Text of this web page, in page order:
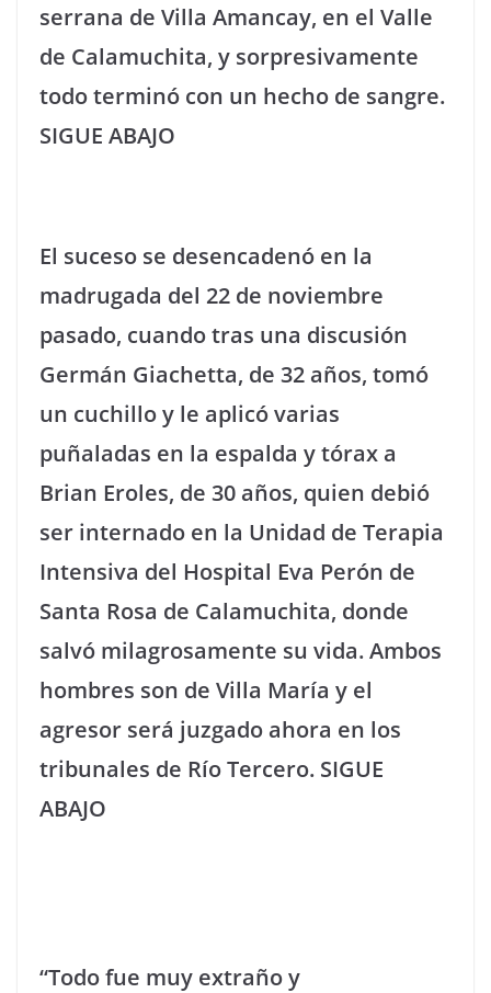
serrana de Villa Amancay, en el Valle
de Calamuchita, y sorpresivamente
todo terminó con un hecho de sangre.
SIGUE ABAJO
El suceso se desencadenó en la
madrugada del 22 de noviembre
pasado, cuando tras una discusión
Germán Giachetta, de 32 años, tomó
un cuchillo y le aplicó varias
puñaladas en la espalda y tórax a
Brian Eroles, de 30 años, quien debió
ser internado en la Unidad de Terapia
Intensiva del Hospital Eva Perón de
Santa Rosa de Calamuchita, donde
salvó milagrosamente su vida. Ambos
hombres son de Villa María y el
agresor será juzgado ahora en los
tribunales de Río Tercero. SIGUE
ABAJO
“Todo fue muy extraño y